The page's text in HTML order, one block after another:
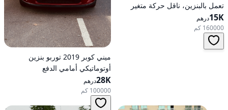
تعمل بالبنزين، ناقل حركة متغير
مستمر (CVT)، دفع أمامي
15Kدرهم
160000 كم
ميني كوبر 2019 توربو بنزين
أوتوماتيكي أمامي الدفع
28Kدرهم
100000 كم